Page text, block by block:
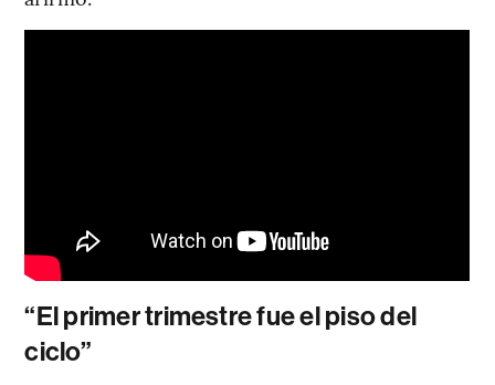
“El primer trimestre fue el piso del
ciclo”